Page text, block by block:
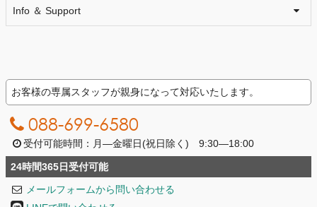
Info ＆ Support
お客様の専属スタッフが親身になって対応いたします。
088-699-6580
受付可能時間：月―金曜日(祝日除く) 9:30―18:00
24時間365日受付可能
メールフォームから問い合わせる